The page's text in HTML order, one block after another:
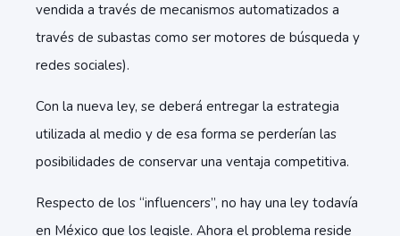
vendida a través de mecanismos automatizados a
través de subastas como ser motores de búsqueda y
redes sociales).
Con la nueva ley, se deberá entregar la estrategia
utilizada al medio y de esa forma se perderían las
posibilidades de conservar una ventaja competitiva.
Respecto de los “influencers”, no hay una ley todavía
en México que los legisle. Ahora el problema reside